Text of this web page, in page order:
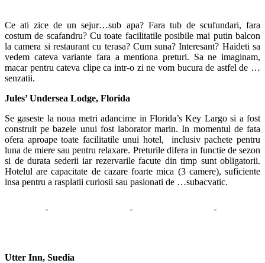
Ce ati zice de un sejur…sub apa? Fara tub de scufundari, fara
costum de scafandru? Cu toate facilitatile posibile mai putin balcon
la camera si restaurant cu terasa? Cum suna? Interesant? Haideti sa
vedem cateva variante fara a mentiona preturi. Sa ne imaginam,
macar pentru cateva clipe ca intr-o zi ne vom bucura de astfel de …
senzatii.
Jules’ Undersea Lodge, Florida
Se gaseste la noua metri adancime in Florida’s Key Largo si a fost
construit pe bazele unui fost laborator marin. In momentul de fata
ofera aproape toate facilitatile unui hotel, inclusiv pachete pentru
luna de miere sau pentru relaxare. Preturile difera in functie de sezon
si de durata sederii iar rezervarile facute din timp sunt obligatorii.
Hotelul are capacitate de cazare foarte mica (3 camere), suficiente
insa pentru a rasplatii curiosii sau pasionati de …subacvatic.
Utter Inn, Suedia